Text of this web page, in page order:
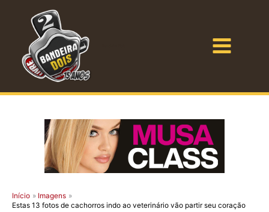
conteúdo
Início
Imagens
Estas 13 fotos de cachorros indo ao veterinário vão partir seu coração